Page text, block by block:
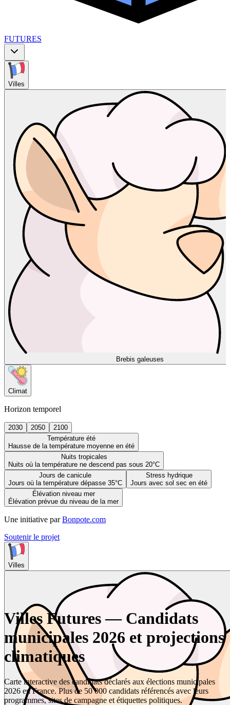
FUTURES
Villes
Brebis galeuses
Climat
Horizon temporel
2030 2050
2100
Température été
Hausse de la température moyenne en été
Nuits tropicales
Nuits où la température ne descend pas sous 20°C
Jours de canicule
Jours où la température dépasse 35°C
Stress hydrique
Jours avec sol sec en été
Élévation niveau mer
Élévation prévue du niveau de la mer
Une initiative par Bonpote.com
Soutenir le projet
Villes
Villes Futures — Candidats
municipales 2026 et projections
climatiques
Carte interactive des candidats déclarés aux élections municipales
2026 en France. Plus de 50 000 candidats référencés avec leurs
programmes, sites de campagne et étiquettes politiques.